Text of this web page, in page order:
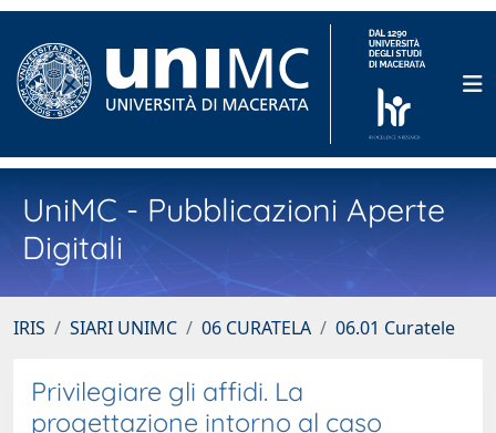
UniMC - Pubblicazioni Aperte
Digitali
IRIS SIARI UNIMC 06 CURATELA 06.01 Curatele
Privilegiare gli affidi. La
progettazione intorno al caso